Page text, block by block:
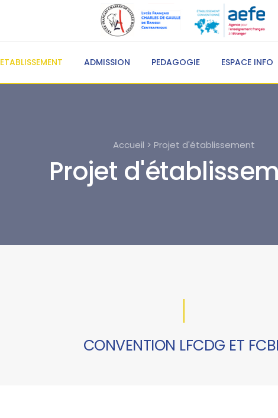
ETABLISSEMENT ADMISSION PEDAGOGIE ESPACE INFO
Accueil > Projet d'établissement
Projet
CONVENTION LFCDG ET